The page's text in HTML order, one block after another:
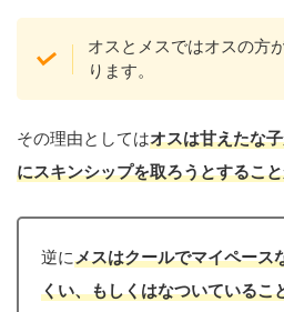
オスとメスではオスの方
ります。
その理由としてはオスは甘えたな
にスキンシップを取ろうとするこ
逆にメスはクールでマイペース
くい、もしくはなついているこ